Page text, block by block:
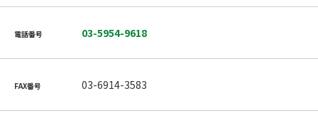
電話番号 03-5954-9618
FAX番号 03-6914-3583